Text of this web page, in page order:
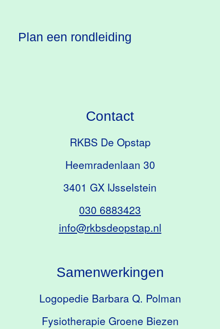
Plan een rondleiding
Samenwerkingen
Logopedie Barbara Q. Polman
Fysiotherapie Groene Biezen
Contact
RKBS De Opstap
Heemradenlaan 30
3401 GX IJsselstein
030 6883423
info@rkbsdeopstap.nl